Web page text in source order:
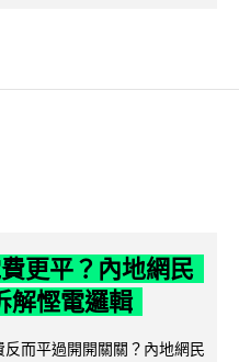
更平？內地網民
解慳電邏輯
而平過開開關關？內地網民